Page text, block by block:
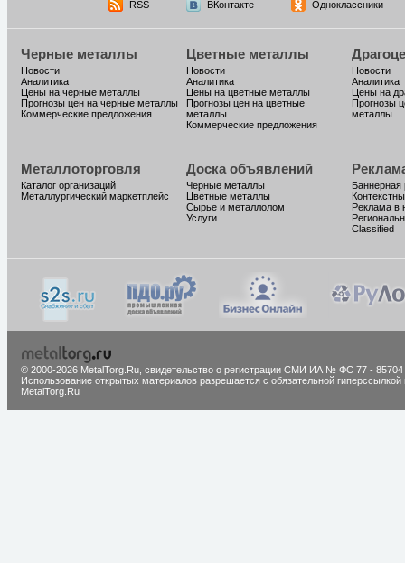
RSS ВКонтакте Одноклассники
Черные металлы
Новости
Аналитика
Цены на черные металлы
Прогнозы цен на черные металлы
Коммерческие предложения
Цветные металлы
Новости
Аналитика
Цены на цветные металлы
Прогнозы цен на цветные
металлы
Коммерческие предложения
Новости
Аналитика
Цены на
Прогнозы
металлы
Металлоторговля
Каталог организаций
Металлургический маркетплейс
Доска объявлений
Черные металлы
Цветные металлы
Сырье и металлолом
Услуги
Баннерная
Реклама в
Classified
© 2000-2026 MetalTorg.Ru, cвидетельство о регистрации СМИ ИА № ФС 77 - 85704
Использование открытых материалов разрешается с обязательной гиперссылкой
MetalTorg.Ru